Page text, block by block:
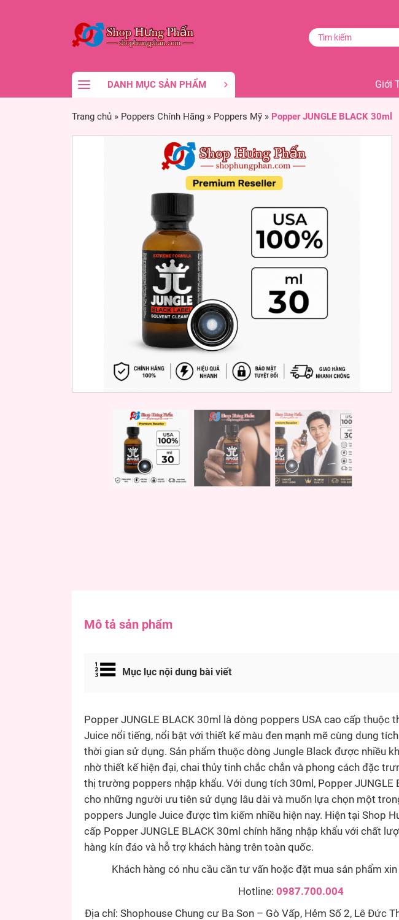
DANH MỤC SẢN PHẨM Giới
Trang chủ » Poppers Chính Hãng » Poppers Mỹ » Popper JUNGLE BLACK 30ml
Mô tả sản phẩm
Mục lục nội dung bài viết
Popper JUNGLE BLACK 30ml là dòng poppers USA cao cấp thuộc
Juice nổi tiếng, nổi bật với thiết kế màu đen mạnh mẽ cùng dung
thời gian sử dụng. Sản phẩm thuộc dòng Jungle Black được nhiều
nhờ thiết kế hiện đại, chai thủy tinh chắc chắn và phong cách đặc
thị trường poppers nhập khẩu. Với dung tích 30ml, Popper JUNGLE
cho những người ưu tiên sử dụng lâu dài và muốn lựa chọn một
poppers Jungle Juice được tìm kiếm nhiều hiện nay. Hiện tại Shop
cấp Popper JUNGLE BLACK 30ml chính hãng nhập khẩu với chất
hàng kín đáo và hỗ trợ khách hàng trên toàn quốc.
Khách hàng có nhu cầu cần tư vấn hoặc đặt mua sản phẩm
Hotline: 0987.700.004
Địa chỉ: Shophouse Chung cư Ba Son – Gò Vấp, Hẻm Số 2, Lê Đức